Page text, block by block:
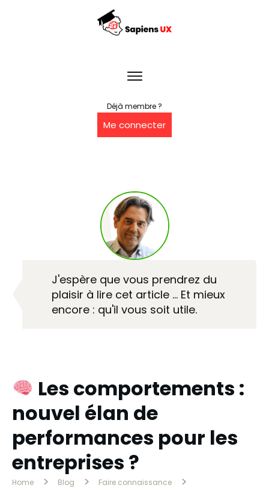
Déjà membre ?
Me connecter
J'espère que vous prendrez du
plaisir à lire cet article … Et mieux
encore : qu'il vous soit utile.
Les comportements :
nouvel élan de
performances pour les
entreprises ?
Home > Blog > Faire connaissance >